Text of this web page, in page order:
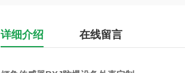
详细介绍 在线留言